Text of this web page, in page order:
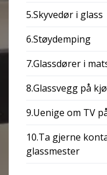
5.Skyvedør i glass
6.Støydemping
7.Glassdører i
8.Glassvegg på
9.Uenige om TV
10.Ta gjerne
glassmester